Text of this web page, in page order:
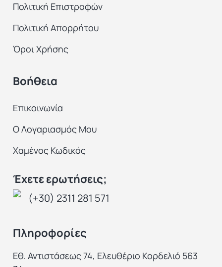
Πολιτική Επιστροφών
Πολιτική Απορρήτου
Όροι Χρήσης
Βοήθεια
Επικοινωνία
Ο Λογαριασμός Μου
Χαμένος Κωδικός
Έχετε ερωτήσεις;
(+30) 2311 281 571
Πληροφορίες
Εθ. Αντιστάσεως 74, Ελευθέριο Κορδελιό 563